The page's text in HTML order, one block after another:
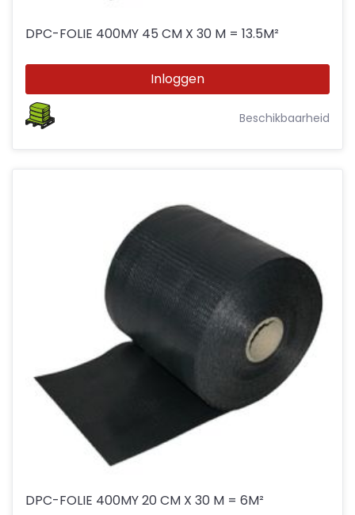
DPC-FOLIE 400MY 45 CM X 30 M = 13.5M²
Inloggen
Beschikbaarheid
DPC-FOLIE 400MY 20 CM X 30 M = 6M²